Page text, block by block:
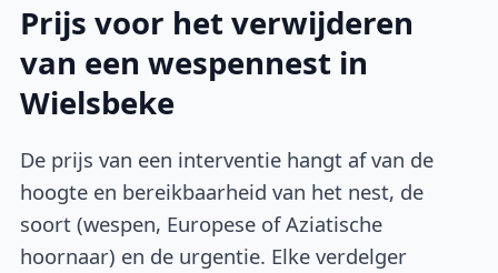
Prijs voor het verwijderen
van een wespennest in
Wielsbeke
De prijs van een interventie hangt af van de
hoogte en bereikbaarheid van het nest, de
soort (wespen, Europese of Aziatische
hoornaar) en de urgentie. Elke verdelger